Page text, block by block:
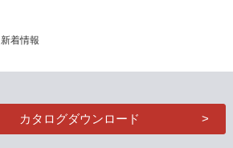
新着情報
カタログダウンロード